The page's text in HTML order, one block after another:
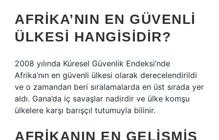
AFRIKA’NIN EN GÜVENLI
ÜLKESI HANGISIDIR?
2008 yılında Küresel Güvenlik Endeksi’nde
Afrika’nın en güvenli ülkesi olarak derecelendirildi
ve o zamandan beri sıralamalarda en üst sırada yer
aldı. Gana’da iç savaşlar nadirdir ve ülke komşu
ülkelere karşı barışçıl tutumuyla bilinir.
AFRIKANIN EN GELIŞMIŞ